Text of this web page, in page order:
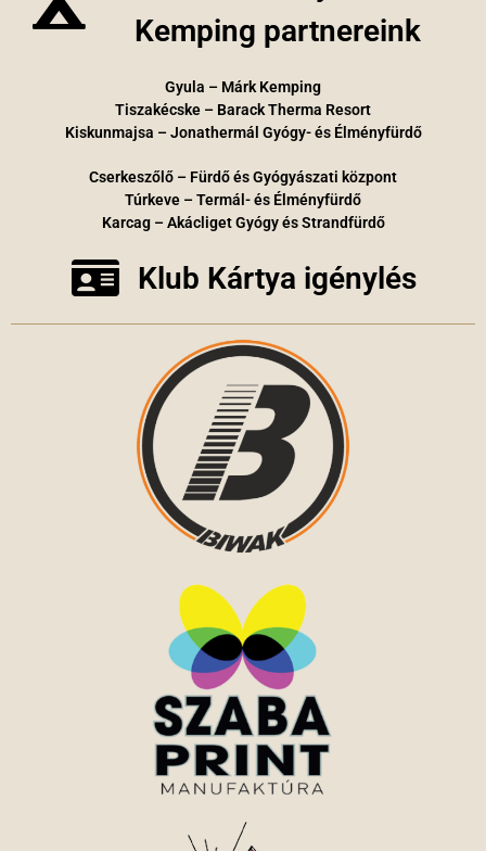
Kemping partnereink
Gyula – Márk Kemping
Tiszakécske – Barack Therma Resort
Kiskunmajsa – Jonathermál Gyógy- és Élményfürdő
Cserkeszőlő – Fürdő és Gyógyászati központ
Túrkeve – Termál- és Élményfürdő
Karcag – Akácliget Gyógy és Strandfürdő
Klub Kártya igénylés